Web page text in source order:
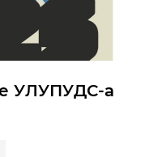
УЛУПУДС-а